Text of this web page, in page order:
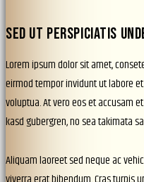
SED UT PERSPICIATIS
Lorem ipsum dolor sit amet,
eirmod tempor invidunt ut labore
voluptua. At vero eos et accusam
kasd gubergren, no sea takimata
Aliquam laoreet sed neque ac